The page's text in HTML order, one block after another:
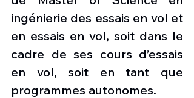
ingénierie des essais en vol et
en essais en vol, soit dans le
cadre de ses cours d’essais
en vol, soit en tant que
programmes autonomes.